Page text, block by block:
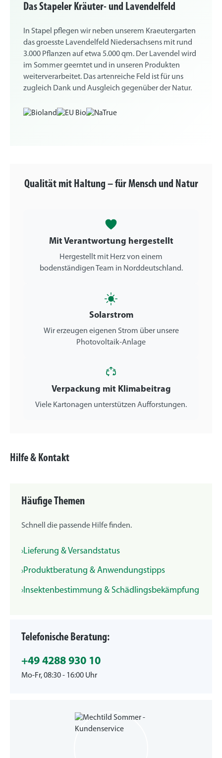
Das Stapeler Kräuter- und Lavendelfeld
In Stapel pflegen wir neben unserem Kraeutergarten
das groesste Lavendelfeld Niedersachsens mit rund
3.000 Pflanzen auf etwa 5.000 qm. Der Lavendel wird
im Sommer geerntet und in unseren Produkten
weiterverarbeitet. Das artenreiche Feld ist für uns
zugleich Dank und Ausgleich gegenüber der Natur.
Qualität mit Haltung – für Mensch und Natur
Mit Verantwortung hergestellt
Hergestellt mit Herz von einem
bodenständigen Team in Norddeutschland.
Solarstrom
Wir erzeugen eigenen Strom über unsere
Photovoltaik-Anlage
Verpackung mit Klimabeitrag
Viele Kartonagen unterstützen Aufforstungen.
Hilfe & Kontakt
Häufige Themen
Schnell die passende Hilfe finden.
Lieferung & Versandstatus
Produktberatung & Anwendungstipps
Insektenbestimmung & Schädlingsbekämpfung
Telefonische Beratung:
+49 4288 930 10
Mo-Fr, 08:30 - 16:00 Uhr